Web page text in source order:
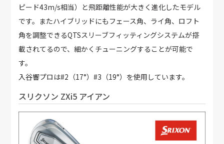
ピード43m/s相当）と飛距離性能が大きく進化したモデル
です。またハイブリッドにもフェース角、ライ角、ロフト
角を調整できるQTSスリーブフィッティングシステムが搭
載されてるので、細かくチューニングすることが可能で
す。
入谷響プロは#2（17°）#3（19°）を使用しています。
スリクソン ZXi5 アイアン